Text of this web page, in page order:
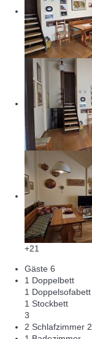
+21
Gäste 6
1 Doppelbett
1 Doppelsofabett
1 Stockbett
3
2 Schlafzimmer 2